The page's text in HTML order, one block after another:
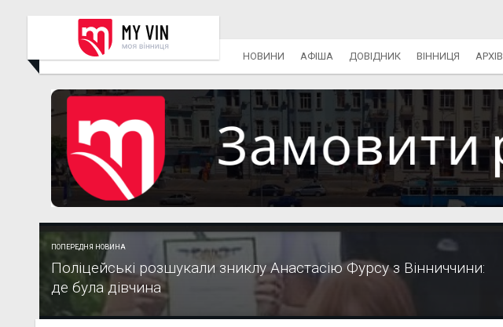
НОВИНИ АФІША ДОВІДНИК ВІННИЦЯ АРХІВ
ПОПЕРЕДНЯ НОВИНА
Поліцейські розшукали зниклу Анастасію Фурсу з Вінниччини:
де була дівчина